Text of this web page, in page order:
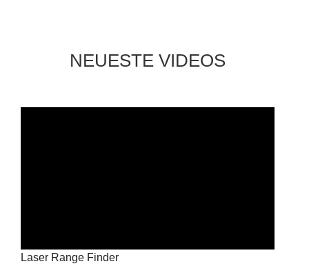
NEUESTE VIDEOS
Laser Range Finder